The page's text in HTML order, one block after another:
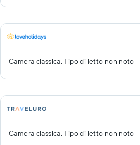
Camera classica, Tipo di letto non noto
Camera classica, Tipo di letto non noto